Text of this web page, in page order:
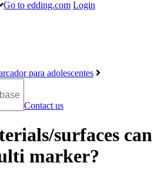
Go to edding.com Login
para adolescentes
Contact us
surfaces can
marker?